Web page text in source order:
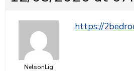
NelsonLig
https://